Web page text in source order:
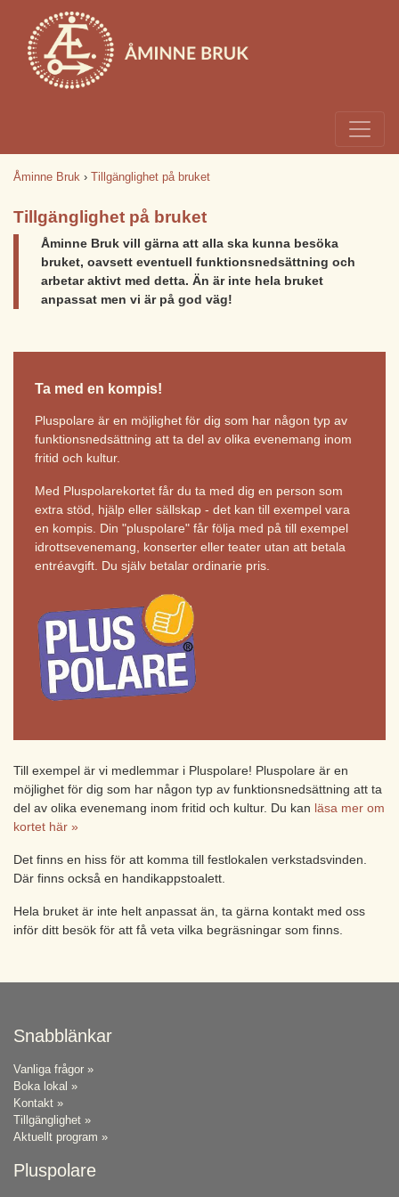
Åminne Bruk › Tillgänglighet på bruket
Tillgänglighet på bruket
Åminne Bruk vill gärna att alla ska kunna besöka
bruket, oavsett eventuell funktions­nedsättning och
arbetar aktivt med detta. Än är inte hela bruket
anpassat men vi är på god väg!
Ta med en kompis!
Pluspolare är en möjlighet för dig som har någon typ av
funktions­nedsättning att ta del av olika evenemang inom
fritid och kultur.
Med Pluspolarekortet får du ta med dig en person som
extra stöd, hjälp eller sällskap - det kan till exempel vara
en kompis. Din "pluspolare" får följa med på till exempel
idrottsevenemang, konserter eller teater utan att betala
entréavgift. Du själv betalar ordinarie pris.
Till exempel är vi medlemmar i Pluspolare! Pluspolare är en
möjlighet för dig som har någon typ av funktions­nedsättning att ta
del av olika evenemang inom fritid och kultur. Du kan läsa mer om
kortet här »
Det finns en hiss för att komma till festlokalen verkstadsvinden.
Där finns också en handikappstoalett.
Hela bruket är inte helt anpassat än, ta gärna kontakt med oss
inför ditt besök för att få veta vilka begräsningar som finns.
Snabblänkar
Vanliga frågor »
Boka lokal »
Kontakt »
Tillgänglighet »
Aktuellt program »
Pluspolare